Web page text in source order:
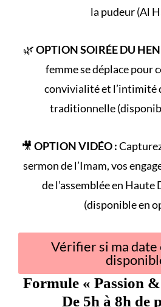
la pudeur (Al
🌿OPTION SOIRÉE DU
femme se déplace pour
convivialité et l’intimité
traditionnelle
🎥 OPTION VIDÉO :
sermon de l’Imam, vos
de l’assemblée en
(disponible en
Vérifier si ma date
Formule « Passion
De 5h à 8h de